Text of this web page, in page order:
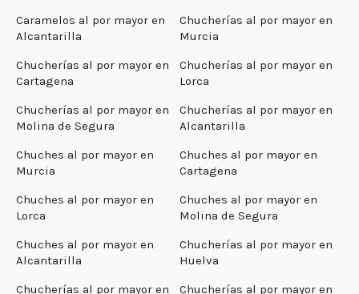
Caramelos al por mayor en
Alcantarilla
Chucherías al por mayor en
Murcia
Chucherías al por mayor en
Cartagena
Chucherías al por mayor en
Lorca
Chucherías al por mayor en
Molina de Segura
Chucherías al por mayor en
Alcantarilla
Chuches al por mayor en
Murcia
Chuches al por mayor en
Cartagena
Chuches al por mayor en
Lorca
Chuches al por mayor en
Molina de Segura
Chuches al por mayor en
Alcantarilla
Chucherías al por mayor en
Huelva
Chucherías al por mayor en
Chucherías al por mayor en